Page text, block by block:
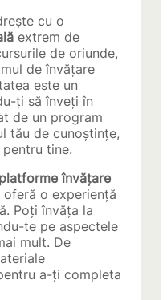
cu o
extrem de
de oriunde,
de învățare
este un
ți să înveți în
de un program
tău de cunoștințe,
tine.
platforme învățare
oferă o experiență
Poți învăța la
te pe aspectele
mult. De
a-ți completa